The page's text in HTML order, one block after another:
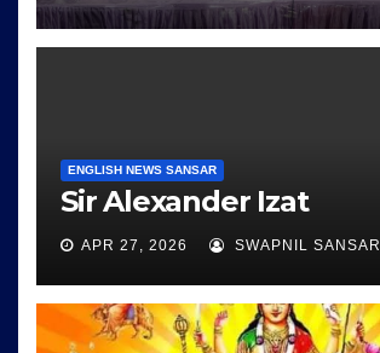
ENGLISH NEWS SANSAR
Sir Alexander Izat
APR 27, 2026 SWAPNIL SANSAR